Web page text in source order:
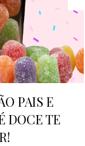
PAIS E
DOCE TE